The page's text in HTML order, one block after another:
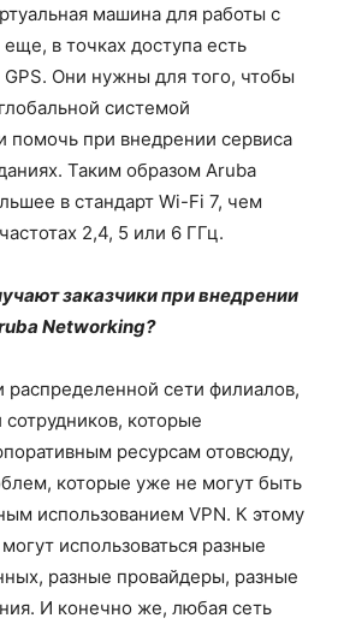
машина для работы с
в точках доступа есть
Они нужны для того, чтобы
системой
помочь при внедрении сервиса
Таким образом Aruba
в стандарт Wi-Fi 7, чем
2,4, 5 или 6 ГГц.
заказчики при внедрении
Networking?
сети филиалов,
которые
ресурсам отовсюду,
которые уже не могут быть
использованием VPN. К этому
использоваться разные
разные провайдеры, разные
И конечно же, любая сеть